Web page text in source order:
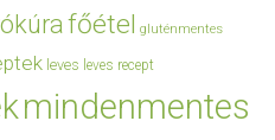
főétel gluténmentes
leves leves recept
mindenmentes